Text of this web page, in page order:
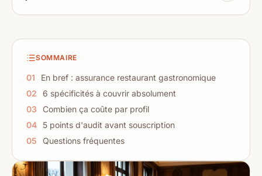
SOMMAIRE
01
En bref : assurance restaurant gastronomique
02
6 spécificités à couvrir absolument
03
Combien ça coûte par profil
04
5 points d'audit avant souscription
05
Questions fréquentes